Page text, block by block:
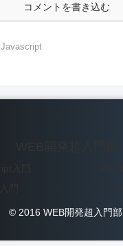
コメントを書き込む
Javascript
© 2016 WEB開発超入門部.